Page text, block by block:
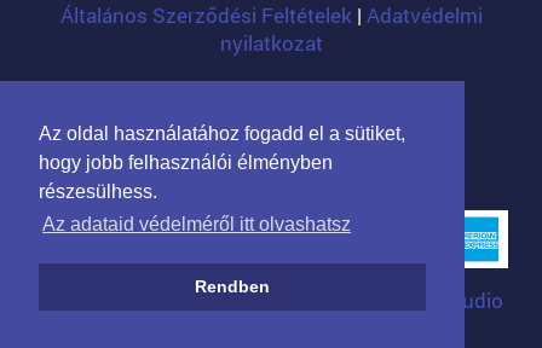
Az oldal használatához fogadd el a sütiket,
hogy jobb felhasználói élményben
részesülhess.
Az adataid védelméről itt olvashatsz
Rendben
Általános Szerződési Feltételek | Adatvédelmi
nyilatkozat
Arculat: Kreatív Vonalak| Programozás: WTStudio